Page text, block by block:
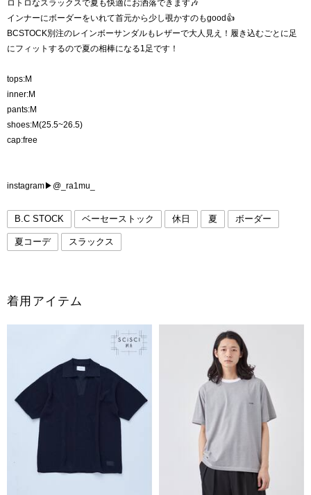
ロトロなスラックスで夏も快適にお洒落できます🎶
インナーにボーダーをいれて首元から少し覗かすのもgood👍
BCSTOCK別注のレインボーサンダルもレザーで大人見え！履き込むごとに足
にフィットするので夏の相棒になる1足です！
tops:M
inner:M
pants:M
shoes:M(25.5~26.5)
cap:free
instagram▶︎@_ra1mu_
B.C STOCK ベーセーストック 休日 夏 ボーダー
夏コーデ スラックス
着用アイテム